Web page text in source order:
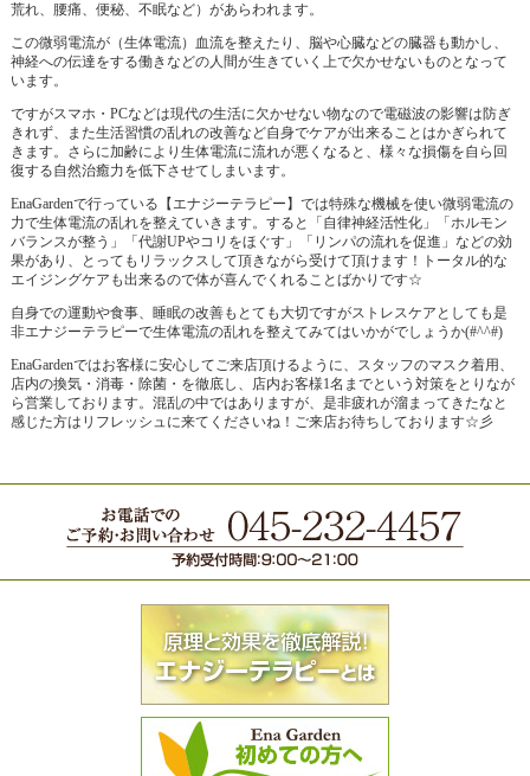
荒れ、腰痛、便秘、不眠など）があらわれます。
この微弱電流が（生体電流）血流を整えたり、脳や心臓などの臓器も動かし、
神経への伝達をする働きなどの人間が生きていく上で欠かせないものとなって
います。
ですがスマホ・PCなどは現代の生活に欠かせない物なので電磁波の影響は防ぎ
きれず、また生活習慣の乱れの改善など自身でケアが出来ることはかぎられて
きます。さらに加齢により生体電流に流れが悪くなると、様々な損傷を自ら回
復する自然治癒力を低下させてしまいます。
EnaGardenで行っている【エナジーテラピー】では特殊な機械を使い微弱電流の
力で生体電流の乱れを整えていきます。すると「自律神経活性化」「ホルモン
バランスが整う」「代謝UPやコリをほぐす」「リンパの流れを促進」などの効
果があり、とってもリラックスして頂きながら受けて頂けます！トータル的な
エイジングケアも出来るので体が喜んでくれることばかりです☆
自身での運動や食事、睡眠の改善もとても大切ですがストレスケアとしても是
非エナジーテラピーで生体電流の乱れを整えてみてはいかがでしょうか(#^^#)
EnaGardenではお客様に安心してご来店頂けるように、スタッフのマスク着用、
店内の換気・消毒・除菌・を徹底し、店内お客様1名までという対策をとりなが
ら営業しております。混乱の中ではありますが、是非疲れが溜まってきたなと
感じた方はリフレッシュに来てくださいね！ご来店お待ちしております☆彡